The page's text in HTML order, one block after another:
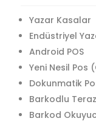
Yazar Kasalar
Endüstriyel
Android POS
Yeni Nesil Pos
Dokunmatik
Barkodlu
Barkod